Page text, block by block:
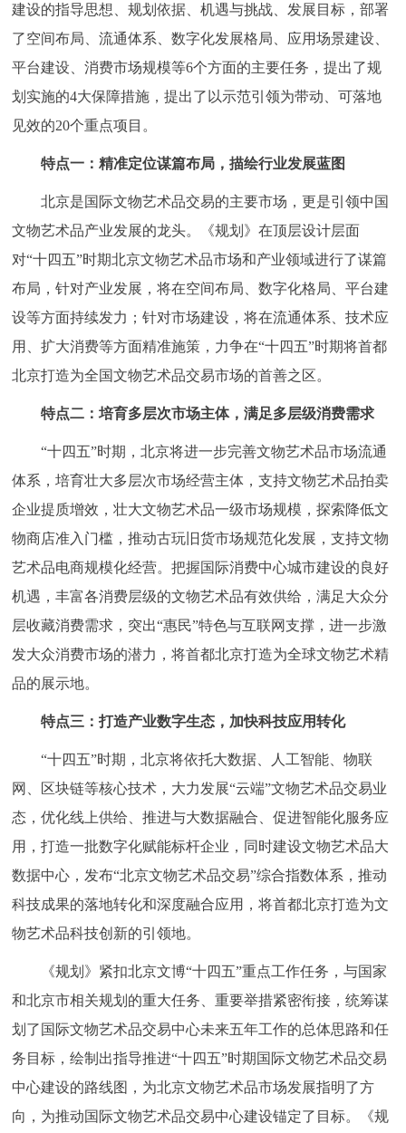
走进北京
北京概况 十六区概览 人文北京
绿色北京
多语种
ENGLISH 한국어 日本語
DEUTSCH FRANÇAIS РУССКИЙ ЯЗЫК
ESPAÑOL العربية PORTUGUÊS
ITALIANO
建设的指导思想、规划依据、机遇与挑战、发展目标，部署
了空间布局、流通体系、数字化发展格局、应用场景建设、
平台建设、消费市场规模等6个方面的主要任务，提出了规
划实施的4大保障措施，提出了以示范引领为带动、可落地
见效的20个重点项目。
特点一：精准定位谋篇布局，描绘行业发展蓝图
北京是国际文物艺术品交易的主要市场，更是引领中国
文物艺术品产业发展的龙头。《规划》在顶层设计层面
对“十四五”时期北京文物艺术品市场和产业领域进行了谋篇
布局，针对产业发展，将在空间布局、数字化格局、平台建
设等方面持续发力；针对市场建设，将在流通体系、技术应
用、扩大消费等方面精准施策，力争在“十四五”时期将首都
北京打造为全国文物艺术品交易市场的首善之区。
特点二：培育多层次市场主体，满足多层级消费需求
“十四五”时期，北京将进一步完善文物艺术品市场流通
体系，培育壮大多层次市场经营主体，支持文物艺术品拍卖
企业提质增效，壮大文物艺术品一级市场规模，探索降低文
物商店准入门槛，推动古玩旧货市场规范化发展，支持文物
艺术品电商规模化经营。把握国际消费中心城市建设的良好
机遇，丰富各消费层级的文物艺术品有效供给，满足大众分
层收藏消费需求，突出“惠民”特色与互联网支撑，进一步激
发大众消费市场的潜力，将首都北京打造为全球文物艺术精
品的展示地。
特点三：打造产业数字生态，加快科技应用转化
“十四五”时期，北京将依托大数据、人工智能、物联
网、区块链等核心技术，大力发展“云端”文物艺术品交易业
态，优化线上供给、推进与大数据融合、促进智能化服务应
用，打造一批数字化赋能标杆企业，同时建设文物艺术品大
数据中心，发布“北京文物艺术品交易”综合指数体系，推动
科技成果的落地转化和深度融合应用，将首都北京打造为文
物艺术品科技创新的引领地。
《规划》紧扣北京文博“十四五”重点工作任务，与国家
和北京市相关规划的重大任务、重要举措紧密衔接，统筹谋
划了国际文物艺术品交易中心未来五年工作的总体思路和任
务目标，绘制出指导推进“十四五”时期国际文物艺术品交易
中心建设的路线图，为北京文物艺术品市场发展指明了方
向，为推动国际文物艺术品交易中心建设锚定了目标。《规